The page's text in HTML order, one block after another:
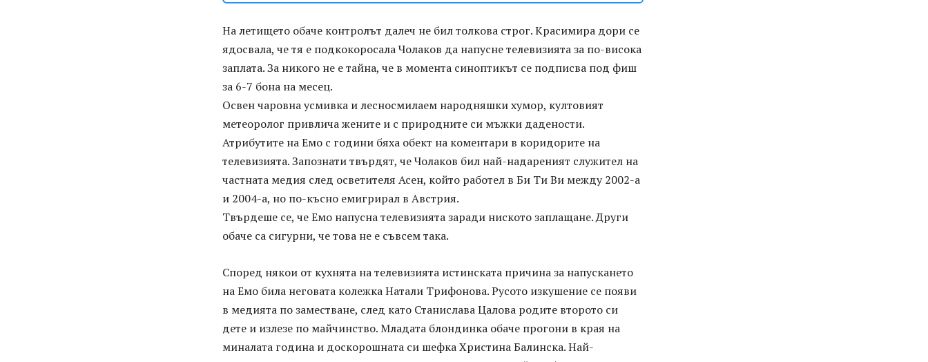
На летището обаче контролът далеч не бил толкова строг. Красимира дори се
ядосвала, че тя е подкокоросала Чолаков да напусне телевизията за по-висока
заплата. За никого не е тайна, че в момента синоптикът се подписва под фиш
за 6-7 бона на месец.
Освен чаровна усмивка и лесносмилаем народняшки хумор, култовият
метеоролог привлича жените и с природните си мъжки дадености.
Атрибутите на Емо с години бяха обект на коментари в коридорите на
телевизията. Запознати твърдят, че Чолаков бил най-надареният служител на
частната медия след осветителя Асен, който работел в Би Ти Ви между 2002-а
и 2004-а, но по-късно емигрирал в Австрия.
Твърдеше се, че Емо напусна телевизията заради ниското заплащане. Други
обаче са сигурни, че това не е съвсем така.
Според някои от кухнята на телевизията истинската причина за напускането
на Емо била неговата колежка Натали Трифонова. Русото изкушение се появи
в медията по заместване, след като Станислава Цалова родите второто си
дете и излезе по майчинство. Младата блондинка обаче прогони в края на
миналата година и доскорошната си шефка Христина Балинска. Най-